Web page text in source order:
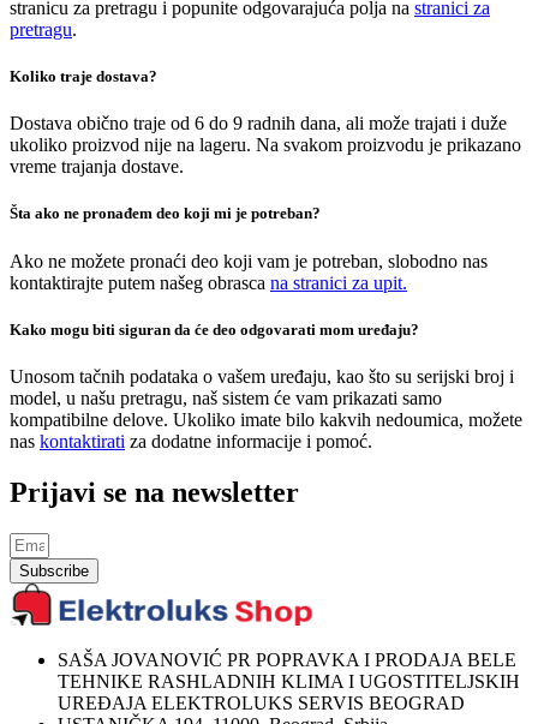
stranicu za pretragu i popunite odgovarajuća polja na stranici za
pretragu.
Koliko traje dostava?
Dostava obično traje od 6 do 9 radnih dana, ali može trajati i duže
ukoliko proizvod nije na lageru. Na svakom proizvodu je prikazano
vreme trajanja dostave.
Šta ako ne pronađem deo koji mi je potreban?
Ako ne možete pronaći deo koji vam je potreban, slobodno nas
kontaktirajte putem našeg obrasca na stranici za upit.
Kako mogu biti siguran da će deo odgovarati mom uređaju?
Unosom tačnih podataka o vašem uređaju, kao što su serijski broj i
model, u našu pretragu, naš sistem će vam prikazati samo
kompatibilne delove. Ukoliko imate bilo kakvih nedoumica, možete
nas kontaktirati za dodatne informacije i pomoć.
Prijavi se na newsletter
Subscribe
SAŠA JOVANOVIĆ PR POPRAVKA I PRODAJA BELE
TEHNIKE RASHLADNIH KLIMA I UGOSTITELJSKIH
UREĐAJA ELEKTROLUKS SERVIS BEOGRAD